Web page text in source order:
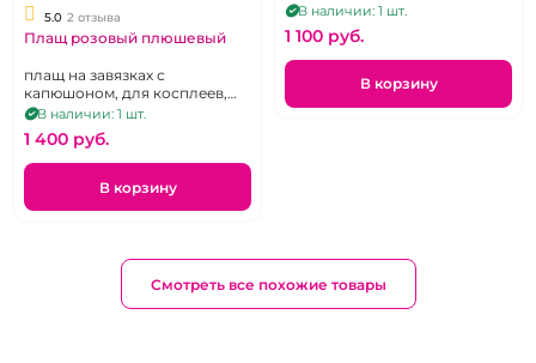
5.0 2 отзыва
Плащ розовый плюшевый
плащ на завязках с
капюшоном, для косплеев,
вечеринок и ролевых игр
В наличии: 1 шт.
1 400 pуб.
В корзину
В наличии: 1 шт.
1 100 pуб.
В корзину
Смотреть все похожие товары